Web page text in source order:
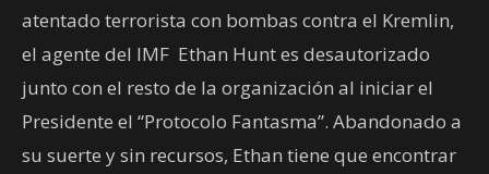
atentado terrorista con bombas contra el Kremlin,
el agente del IMF Ethan Hunt es desautorizado
junto con el resto de la organización al iniciar el
Presidente el “Protocolo Fantasma”. Abandonado a
su suerte y sin recursos, Ethan tiene que encontrar